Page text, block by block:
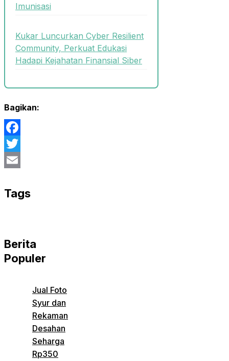
Imunisasi
Kukar Luncurkan Cyber Resilient
Community, Perkuat Edukasi
Hadapi Kejahatan Finansial Siber
Bagikan:
Facebook
Twitter
Tags
Berita
Populer
Jual Foto
Syur dan
Rekaman
Desahan
Seharga
Rp350